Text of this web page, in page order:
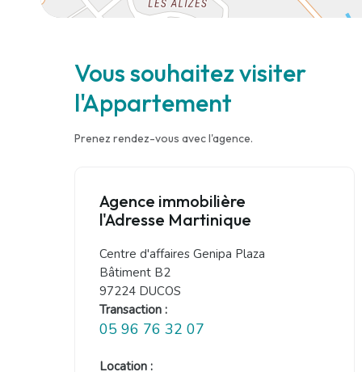
Vous souhaitez visiter
l'Appartement
Prenez rendez-vous avec l'agence.
Agence immobilière
l'Adresse Martinique
Centre d'affaires Genipa Plaza
Bâtiment B2
97224 DUCOS
Transaction :
05 96 76 32 07
Location :